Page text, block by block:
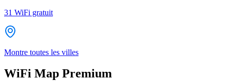
31 WiFi gratuit
Montre toutes les villes
WiFi Map Premium